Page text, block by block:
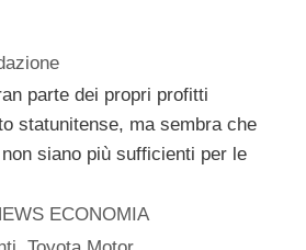
parte dei propri profitti
statunitense, ma sembra che
siano più sufficienti per le
ECONOMIA